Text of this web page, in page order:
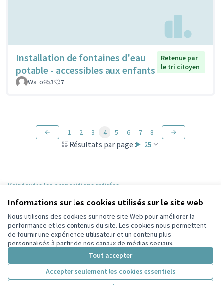
Informations sur les cookies utilisés sur le site web
Nous utilisons des cookies sur notre site Web pour améliorer la
performance et les contenus du site. Les cookies nous permettent
de fournir une expérience utilisateur et un contenu plus
personnalisés à partir de nos canaux de médias sociaux.
Tout accepter
Accepter seulement les cookies essentiels
Installation de fontaines d'eau
potable - accessibles aux enfants
Retenue par
le tri citoyen
WaLo
3 7
Résultats par page : 25
1 2 3 4 5 6 7 8
Voir toutes les propositions retirées
Conditions d'utilisation
Paramètres des cookies
Participez Villeurbanne sur X
(Lien externe)
Participez Villeurbanne sur Facebook
Participez Villeurbanne sur Instagram
Participez Villeurbanne sur YouTube
(Lien externe)
Licence
(Lien